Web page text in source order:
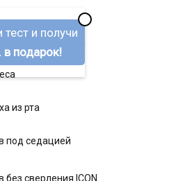
дефекта
из рта
под седацией
без сверления ICON
и получи
в подарок!